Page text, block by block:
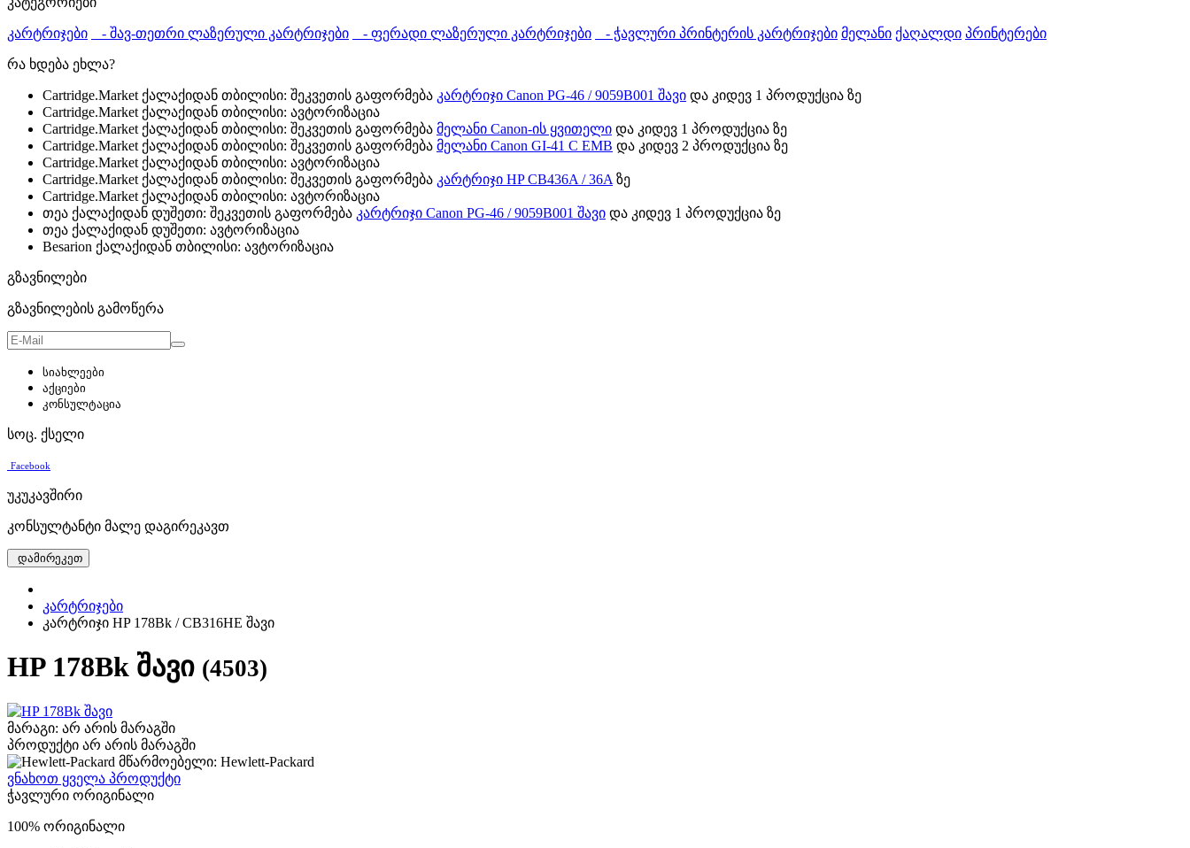
კარტრიჯები - შავ-თეთრი ლაზერული კარტრიჯები - ფერადი ლაზერული კარტრიჯები - ჭავლური პრინტერის კარტრიჯები მელანი ქაღალდი პრინტერები
რა ხდება ეხლა?
Cartridge.Market ქალაქიდან თბილისი: შეკვეთის გაფორმება კარტრიჯი Canon PG-46 / 9059B001 შავი და კიდევ 1 პროდუქცია ზე
Cartridge.Market ქალაქიდან თბილისი: ავტორიზაცია
Cartridge.Market ქალაქიდან თბილისი: შეკვეთის გაფორმება მელანი Canon-ის ყვითელი და კიდევ 1 პროდუქცია ზე
Cartridge.Market ქალაქიდან თბილისი: შეკვეთის გაფორმება მელანი Canon GI-41 C EMB და კიდევ 2 პროდუქცია ზე
Cartridge.Market ქალაქიდან თბილისი: ავტორიზაცია
Cartridge.Market ქალაქიდან თბილისი: შეკვეთის გაფორმება კარტრიჯი HP CB436A / 36A ზე
Cartridge.Market ქალაქიდან თბილისი: ავტორიზაცია
თეა ქალაქიდან დუშეთი: შეკვეთის გაფორმება კარტრიჯი Canon PG-46 / 9059B001 შავი და კიდევ 1 პროდუქცია ზე
თეა ქალაქიდან დუშეთი: ავტორიზაცია
Besarion ქალაქიდან თბილისი: ავტორიზაცია
გზავნილები
გზავნილების გამოწერა
სიახლეები
აქციები
კონსულტაცია
სოც. ქსელი
Facebook
უკუკავშირი
კონსულტანტი მალე დაგირეკავთ
დამირეკეთ
კარტრიჯები
კარტრიჯი HP 178Bk / CB316HE შავი
HP 178Bk შავი (4503)
მარაგი: არ არის მარაგში
პროდუქტი არ არის მარაგში
მწარმოებელი: Hewlett-Packard
ვნახოთ ყველა პროდუქტი
ჭავლური ორიგინალი
100% ორიგინალი